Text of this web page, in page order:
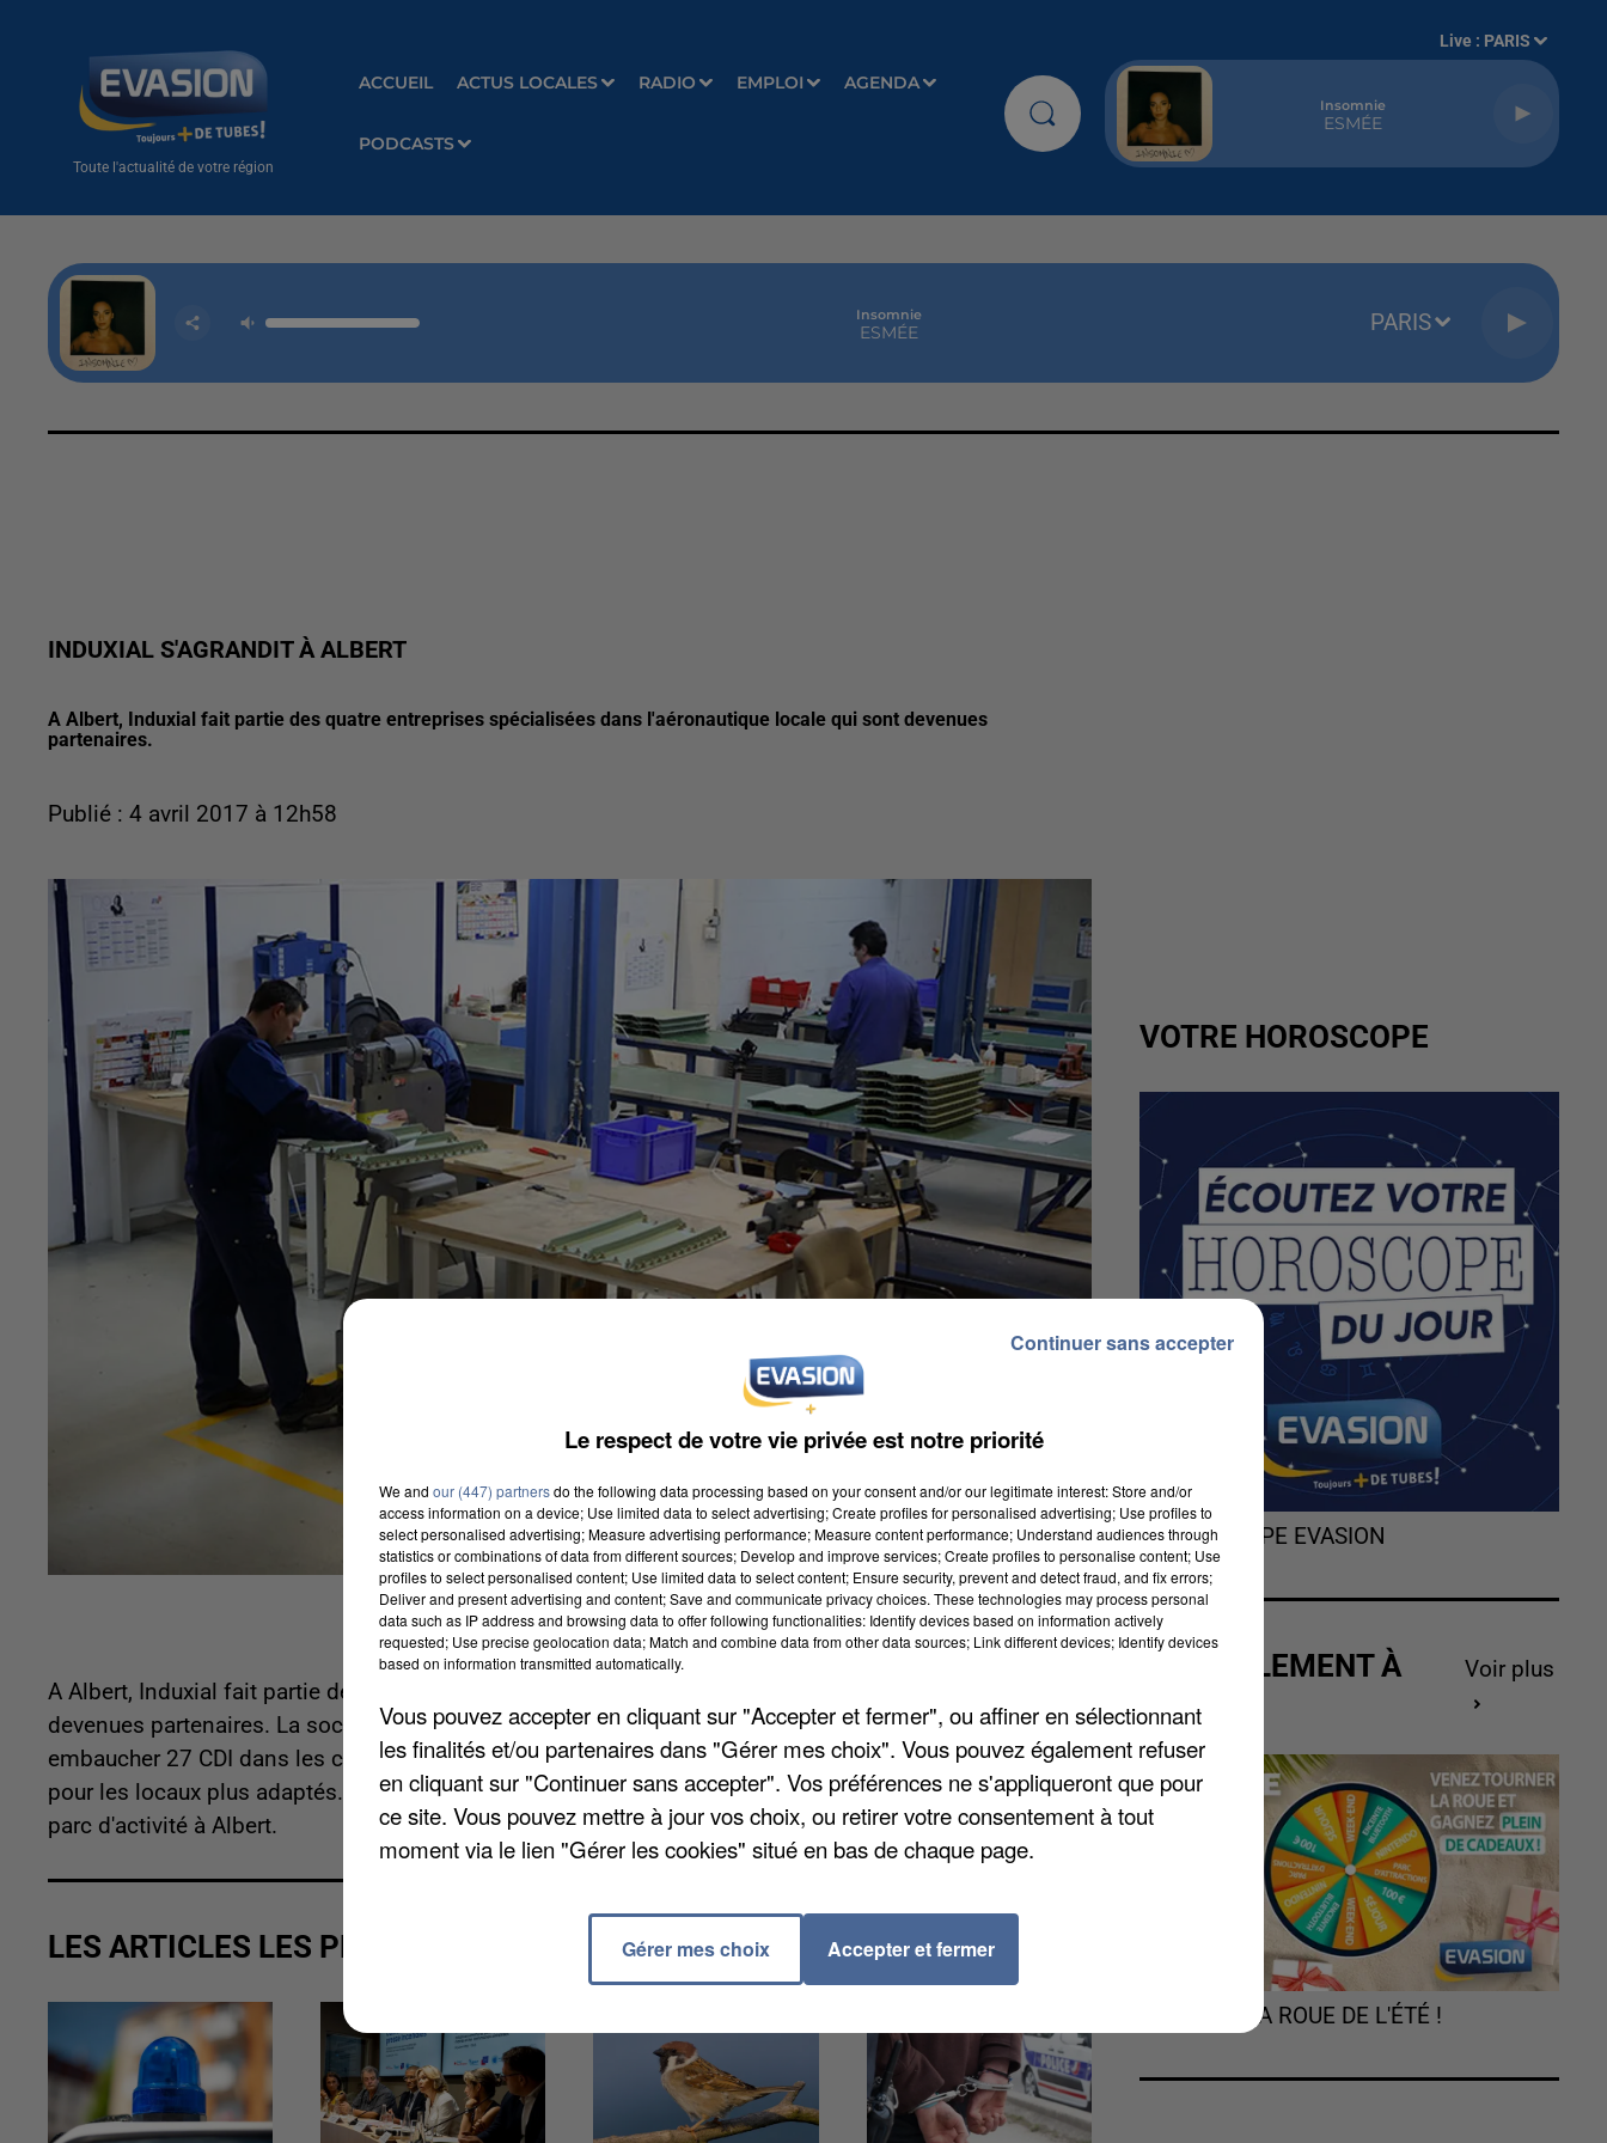
Toute l'actualité de votre région
ACCUEIL ACTUS LOCALES RADIO EMPLOI AGENDA
PODCASTS
Live : PARIS
Insomnie
ESMÉE
Insomnie
ESMÉE PARIS
INDUXIAL S'AGRANDIT À ALBERT
A Albert, Induxial fait partie des quatre entreprises spécialisées dans l'aéronautique locale qui sont devenues
partenaires.
Publié : 4 avril 2017 à 12h58
A Albert, Induxial fait partie des quatre entreprises spécialisées dans l'aéronautique locale qui sont
devenues partenaires. La société est déjà passée de quatre salariés à 34 aujourd'hui et compte
embaucher 27 CDI dans les cinq ans à venir. La société qui voit les choses en grand doit déménager
pour les locaux plus adaptés. Elle s'installera donc dans l'ancien bâtiment occupé par Ameca, dans le
parc d'activité à Albert.
LES ARTICLES LES PLUS VUS
VOTRE HOROSCOPE
L'HOROSCOPE EVASION
ACTUELLEMENT À
GAGNER
Voir plus
TOURNEZ LA ROUE DE L'ÉTÉ !
Le respect de votre vie privée est notre priorité
We and our (447) partnersdo the following data processing based on your consent and/or our legitimate interest: Store and/or
access information on a device; Use limited data to select advertising; Create profiles for personalised advertising; Use profiles to
select personalised advertising; Measure advertising performance; Measure content performance; Understand audiences through
statistics or combinations of data from different sources; Develop and improve services; Create profiles to personalise content; Use
profiles to select personalised content; Use limited data to select content; Ensure security, prevent and detect fraud, and fix errors;
Deliver and present advertising and content; Save and communicate privacy choices. These technologies may process personal
data such as IP address and browsing data to offer following functionalities: Identify devices based on information actively
requested; Use precise geolocation data; Match and combine data from other data sources; Link different devices; Identify devices
based on information transmitted automatically.
Vous pouvez accepter en cliquant sur "Accepter et fermer", ou affiner en sélectionnant
les finalités et/ou partenaires dans "Gérer mes choix". Vous pouvez également refuser
en cliquant sur "Continuer sans accepter". Vos préférences ne s'appliqueront que pour
ce site. Vous pouvez mettre à jour vos choix, ou retirer votre consentement à tout
moment via le lien "Gérer les cookies" situé en bas de chaque page.
Gérer mes choix Accepter et fermer
Continuer sans accepter